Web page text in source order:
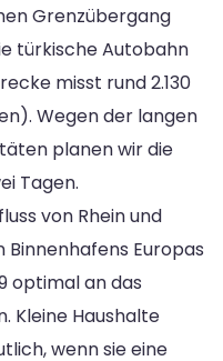
Grenzübergang
türkische Autobahn
misst rund 2.130
Wegen der langen
planen wir die
Tagen.
von Rhein und
Europas
optimal an das
Kleine Haushalte
wenn sie eine